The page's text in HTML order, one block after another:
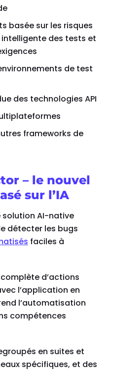
basée sur les risques
des tests et
de test
des technologies API
frameworks de
– le nouvel
sur l’IA
solution AI-native
détecter les bugs
faciles à
d’actions
l’application en
l’automatisation
compétences
en suites et
spécifiques, et des